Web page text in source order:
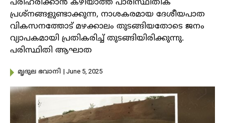
പരിഹരിക്കാൻ കഴിയാത്ത പാരിസ്ഥിതിക
പ്രശ്നങ്ങളുണ്ടാക്കുന്ന, നാശകരമായ ദേശീയപാത
വികസനത്തോട് മഴക്കാലം തുടങ്ങിയതോടെ ജനം
വ്യാപകമായി പ്രതികരിച്ച് തുടങ്ങിയിരിക്കുന്നു.
പരിസ്ഥിതി ആഘാത
മൃദുല ഭവാനി | June 5, 2025